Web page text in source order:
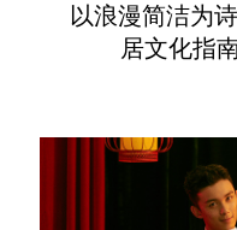
以浪漫简洁为
居文化指